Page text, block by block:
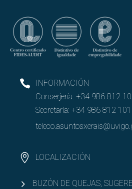
INFORMACIÓN
Conserjería: +34 986 812
Secretaría: +34 986 812 101
LOCALIZACIÓN
BUZÓN DE QUEJAS,